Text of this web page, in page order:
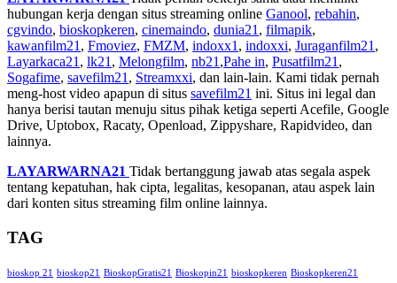
hubungan kerja dengan situs streaming online Ganool, rebahin,
cgvindo, bioskopkeren, cinemaindo, dunia21 , filmapik,
kawanfilm21 , Fmoviez, FMZM, indoxx1 , indoxxi, Juraganfilm21 ,
Layarkaca21 , lk21 , Melongfilm, nb21 ,Pahe in, Pusatfilm21 ,
Sogafime, savefilm21 , Streamxxi, dan lain-lain. Kami tidak pernah
meng-host video apapun di situs savefilm21 ini. Situs ini legal dan
hanya berisi tautan menuju situs pihak ketiga seperti Acefile, Google
Drive, Uptobox, Racaty, Openload, Zippyshare, Rapidvideo, dan
lainnya.
LAYARWARNA21 Tidak bertanggung jawab atas segala aspek
tentang kepatuhan, hak cipta, legalitas, kesopanan, atau aspek lain
dari konten situs streaming film online lainnya.
TAG
bioskop 21 bioskop21 BioskopGratis21 Bioskopin21 bioskopkeren Bioskopkeren21